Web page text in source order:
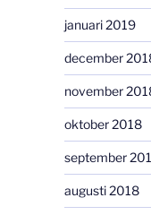
januari 2019
december
november
oktober 2018
september
augusti 2018